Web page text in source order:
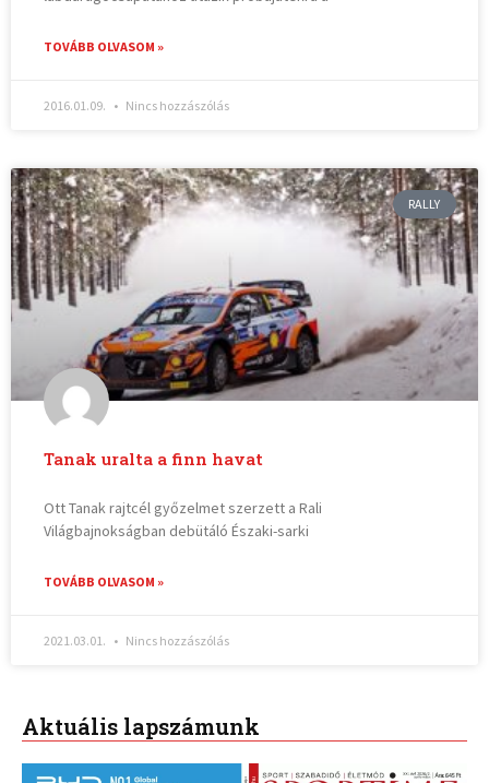
TOVÁBB OLVASOM »
2016.01.09. Nincs hozzászólás
RALLY
Tanak uralta a finn havat
Ott Tanak rajtcél győzelmet szerzett a Rali
Világbajnokságban debütáló Északi-sarki
TOVÁBB OLVASOM »
2021.03.01. Nincs hozzászólás
Aktuális lapszámunk